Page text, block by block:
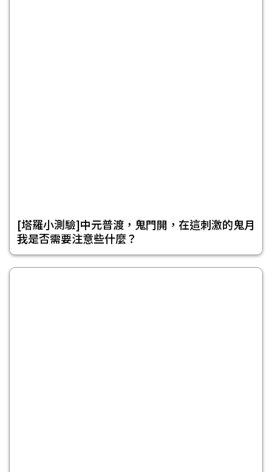
[塔羅小測驗]中元普渡，鬼門開，在這刺激的鬼月
我是否需要注意些什麼？